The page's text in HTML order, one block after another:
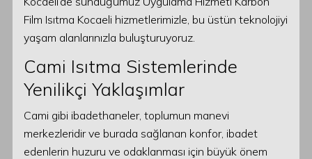
Film Isıtma Kocaeli hizmetlerimizle, bu üstün teknolojiyi
yaşam alanlarınızla buluşturuyoruz.
Cami Isıtma Sistemlerinde
Yenilikçi Yaklaşımlar
Cami gibi ibadethaneler, toplumun manevi
merkezleridir ve burada sağlanan konfor, ibadet
edenlerin huzuru ve odaklanması için büyük önem